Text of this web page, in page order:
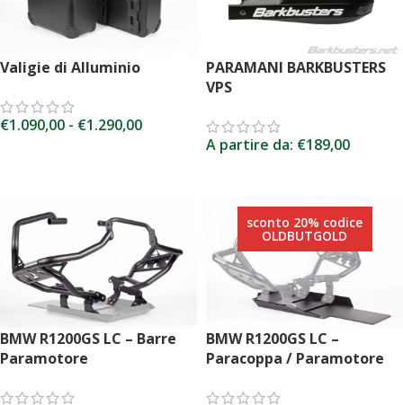
Valigie di Alluminio
€1.090,00 - €1.290,00
PARAMANI BARKBUSTERS
VPS
A partire da: €189,00
BMW R1200GS LC – Barre
Paramotore
sconto 20% codice
OLDBUTGOLD
BMW R1200GS LC –
Paracoppa / Paramotore